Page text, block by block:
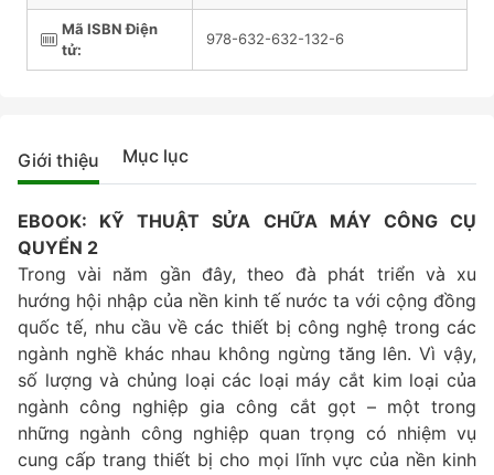
Mã ISBN Điện
tử:
978-632-632-132-6
Giới thiệu Mục lục
EBOOK: KỸ THUẬT SỬA CHỮA MÁY CÔNG CỤ
QUYỂN 2
Trong vài năm gần đây, theo đà phát triển và xu
hướng hội nhập của nền kinh tế nước ta với cộng đồng
quốc tế, nhu cầu về các thiết bị công nghệ trong các
ngành nghề khác nhau không ngừng tăng lên. Vì vậy,
số lượng và chủng loại các loại máy cắt kim loại của
ngành công nghiệp gia công cắt gọt – một trong
những ngành công nghiệp quan trọng có nhiệm vụ
cung cấp trang thiết bị cho mọi lĩnh vực của nền kinh